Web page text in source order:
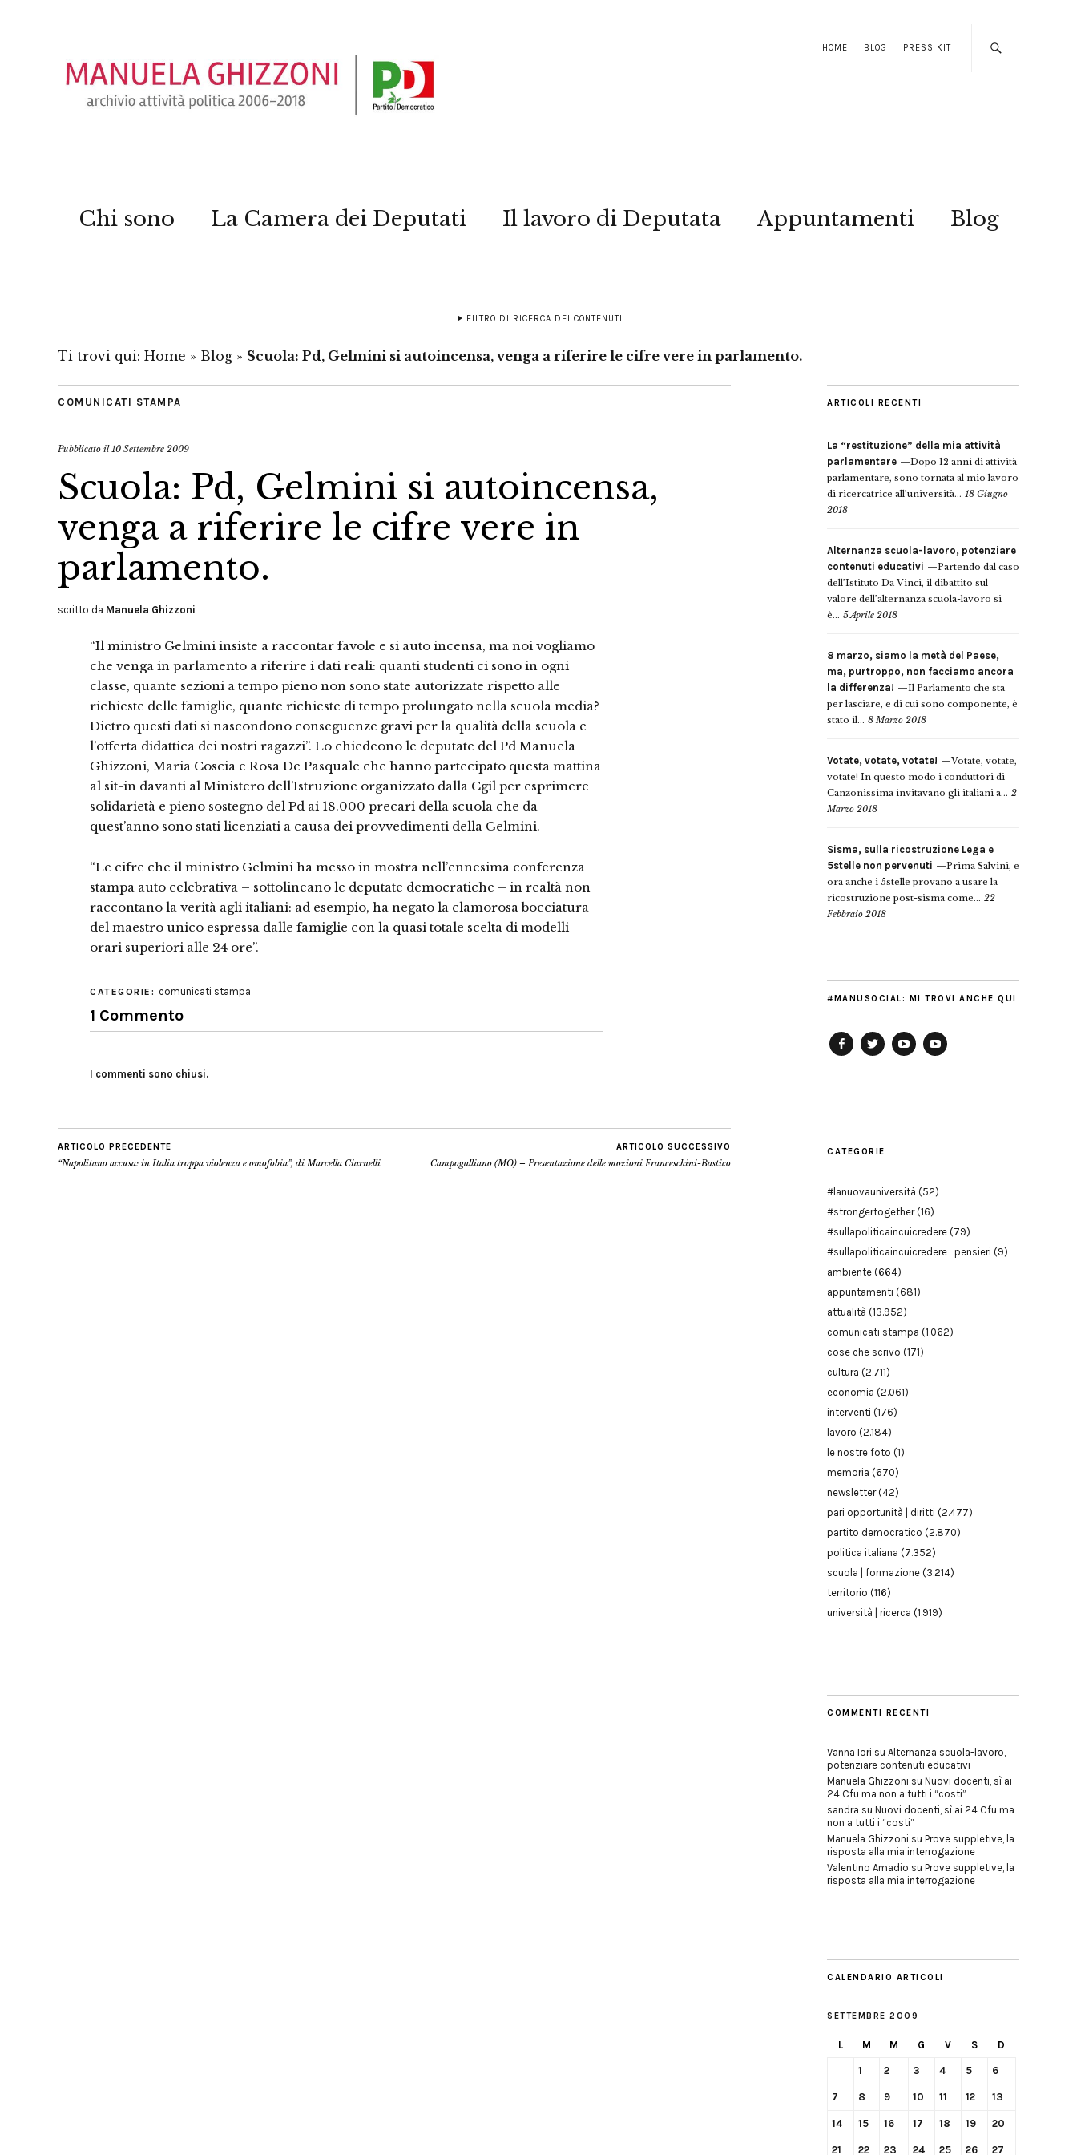
HOME BLOG PRESS KIT
Chi sono La Camera dei Deputati Il lavoro di Deputata Appuntamenti Blog
FILTRO DI RICERCA DEI CONTENUTI
Ti trovi qui: Home » Blog » Scuola: Pd, Gelmini si autoincensa, venga a riferire le cifre vere in parlamento.
COMUNICATI STAMPA
Pubblicato il10 Settembre 2009
Scuola: Pd, Gelmini si autoincensa,
venga a riferire le cifre vere in
parlamento.
scritto da Manuela Ghizzoni
“Il ministro Gelmini insiste a raccontar favole e si auto incensa, ma noi vogliamo
che venga in parlamento a riferire i dati reali: quanti studenti ci sono in ogni
classe, quante sezioni a tempo pieno non sono state autorizzate rispetto alle
richieste delle famiglie, quante richieste di tempo prolungato nella scuola media?
Dietro questi dati si nascondono conseguenze gravi per la qualità della scuola e
l’offerta didattica dei nostri ragazzi”. Lo chiedeono le deputate del Pd Manuela
Ghizzoni, Maria Coscia e Rosa De Pasquale che hanno partecipato questa mattina
al sit-in davanti al Ministero dell’Istruzione organizzato dalla Cgil per esprimere
solidarietà e pieno sostegno del Pd ai 18.000 precari della scuola che da
quest’anno sono stati licenziati a causa dei provvedimenti della Gelmini.
“Le cifre che il ministro Gelmini ha messo in mostra nell’ennesima conferenza
stampa auto celebrativa – sottolineano le deputate democratiche – in realtà non
raccontano la verità agli italiani: ad esempio, ha negato la clamorosa bocciatura
del maestro unico espressa dalle famiglie con la quasi totale scelta di modelli
orari superiori alle 24 ore”.
CATEGORIE: comunicati stampa
1 Commento
I commenti sono chiusi.
ARTICOLO PRECEDENTE
“Napolitano accusa: in Italia troppa violenza e omofobia”, di Marcella Ciarnelli
ARTICOLO SUCCESSIVO
Campogalliano (MO) – Presentazione delle mozioni Franceschini-Bastico
ARTICOLI RECENTI
La “restituzione” della mia attività
parlamentare
Dopo 12 anni di attività
parlamentare, sono tornata al mio lavoro
di ricercatrice all’università... 18 Giugno
2018
Alternanza scuola-lavoro, potenziare
contenuti educativi
Partendo dal caso
dell’Istituto Da Vinci, il dibattito sul
valore dell’alternanza scuola-lavoro si
è... 5 Aprile 2018
8 marzo, siamo la metà del Paese,
ma, purtroppo, non facciamo ancora
la differenza!
Il Parlamento che sta
per lasciare, e di cui sono componente, è
stato il... 8 Marzo 2018
Votate, votate, votate!
Votate, votate,
votate! In questo modo i conduttori di
Canzonissima invitavano gli italiani a... 2
Marzo 2018
Sisma, sulla ricostruzione Lega e
5stelle non pervenuti
Prima Salvini, e
ora anche i 5stelle provano a usare la
ricostruzione post-sisma come... 22
Febbraio 2018
#MANUSOCIAL: MI TROVI ANCHE QUI
CATEGORIE
#lanuovauniversità (52)
#strongertogether(16)
#sullapoliticaincuicredere (79)
#sullapoliticaincuicredere_pensieri (9)
ambiente (664)
appuntamenti (681)
attualità (13.952)
comunicati stampa (1.062)
cose che scrivo (171)
cultura (2.711)
economia (2.061)
interventi (176)
lavoro (2.184)
le nostre foto (1)
memoria (670)
newsletter(42)
pari opportunità | diritti (2.477)
partito democratico (2.870)
politica italiana (7.352)
scuola | formazione (3.214)
territorio (116)
università | ricerca (1.919)
COMMENTI RECENTI
Vanna Iori su Alternanza scuola-lavoro,
potenziare contenuti educativi
Manuela Ghizzoni su Nuovi docenti, sì ai
24 Cfu ma non a tutti i “costi”
sandra su Nuovi docenti, sì ai 24 Cfu ma
non a tutti i “costi”
Manuela Ghizzoni su Prove suppletive, la
risposta alla mia interrogazione
Valentino Amadio su Prove suppletive, la
risposta alla mia interrogazione
CALENDARIO ARTICOLI
SETTEMBRE 2009
L M M G V S D
1 2 3 4 5 6
7 8 9 10 11 12 13
14 15 16 17 18 19 20
21 22 23 24 25 26 27